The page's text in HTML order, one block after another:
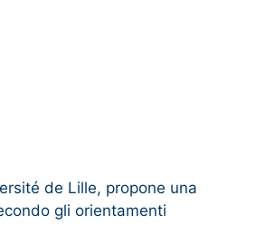
de Lille, propone una
gli orientamenti